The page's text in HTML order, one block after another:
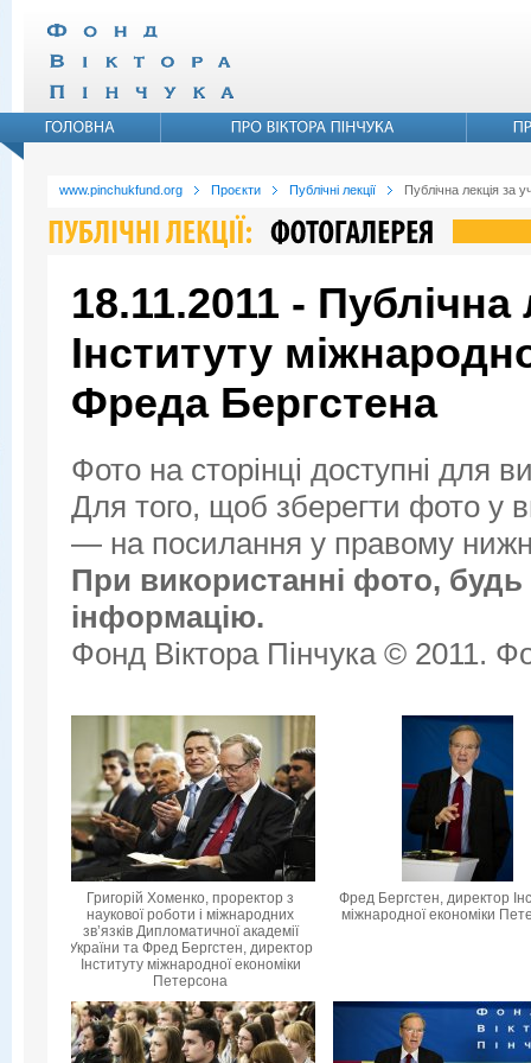
www.pinchukfund.org Проєкти Публічні лекції Публічна лекція за
18.11.2011 - Публічна
Інституту
Фреда Бергстена
Фото на сторінці доступні для
Для того, щоб зберегти фото у
— на посилання у правому
При використанні фото, будь
інформацію.
Фонд Віктора Пінчука © 2011.
Григорій Хоменко, проректор з
наукової роботи і міжнародних
зв’язків Дипломатичної академії
України та Фред Бергстен, директор
Інституту міжнародної економіки
Петерсона
Фред Бергстен, директор
міжнародної економіки